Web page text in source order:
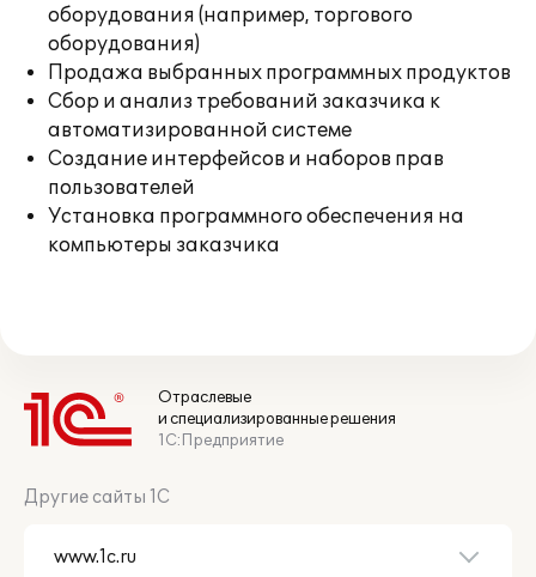
оборудования (например, торгового
оборудования)
Продажа выбранных программных продуктов
Сбор и анализ требований заказчика к
автоматизированной системе
Создание интерфейсов и наборов прав
пользователей
Установка программного обеспечения на
компьютеры заказчика
Отраслевые
и специализированные решения
1С:Предприятие
Другие сайты 1С